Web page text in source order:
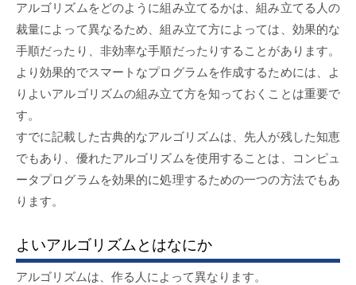
アルゴリズムをどのように組み立てるかは、組み立てる人の
裁量によって異なるため、組み立て方によっては、効果的な
手順だったり、非効率な手順だったりすることがあります。
より効果的でスマートなプログラムを作成するためには、よ
りよいアルゴリズムの組み立て方を知っておくことは重要で
す。
すでに記載した古典的なアルゴリズムは、先人が残した知恵
でもあり、優れたアルゴリズムを使用することは、コンピュ
ータプログラムを効果的に処理するための一つの方法でもあ
ります。
よいアルゴリズムとはなにか
アルゴリズムは、作る人によって異なります。